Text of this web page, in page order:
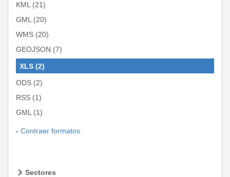
KML (21)
GML (20)
WMS (20)
GEOJSON (7)
XLS (2)
ODS (2)
RSS (1)
GML (1)
Contraer formatos
Sectores